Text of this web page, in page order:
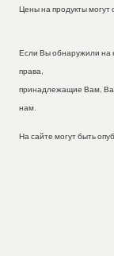
Цены на продукты могут
Если Вы обнаружили на
права,
принадлежащие Вам,
нам.
На сайте могут быть